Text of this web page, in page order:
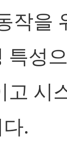
작을
특성
고 시
.